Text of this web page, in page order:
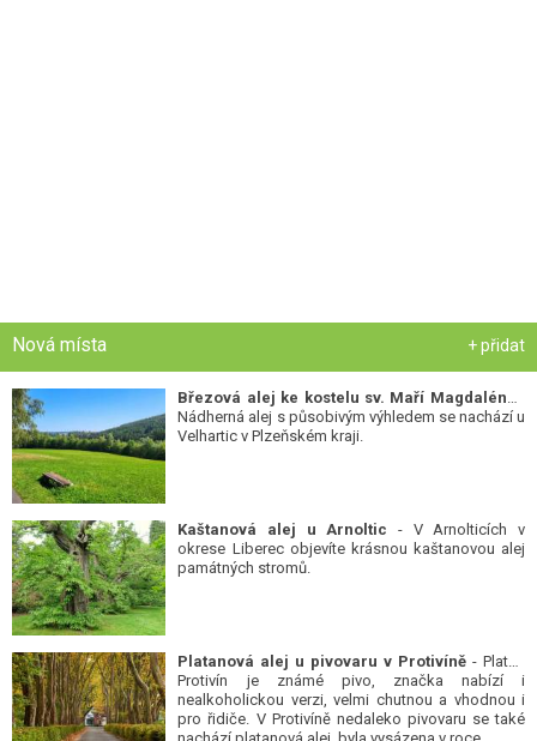
Nová místa + přidat
Nádherná alej s působivým výhledem se nachází u
Velhartic v Plzeňském kraji.
Kaštanová alej u Arnoltic - V Arnolticích v
okrese Liberec objevíte krásnou kaštanovou alej
památných stromů.
Platanová alej u pivovaru v Protivíně - Platan
Protivín je známé pivo, značka nabízí i
nealkoholickou verzi, velmi chutnou a vhodnou i
pro řidiče. V Protivíně nedaleko pivovaru se také